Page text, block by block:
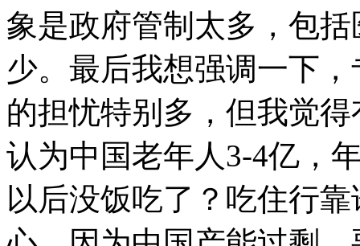
象是政府管制太多，包
少。最后我想强调一下
的担忧特别多，但我觉
认为中国老年人3-4亿，
以后没饭吃了？吃住行